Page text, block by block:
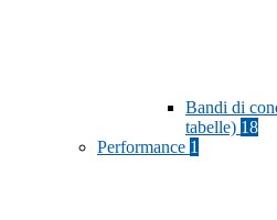
Bandi di
tabelle) 18
Performance 1